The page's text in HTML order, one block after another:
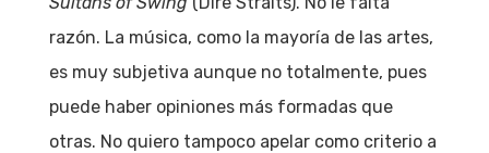
razón. La música, como la mayoría de las artes,
es muy subjetiva aunque no totalmente, pues
puede haber opiniones más formadas que
otras. No quiero tampoco apelar como criterio a